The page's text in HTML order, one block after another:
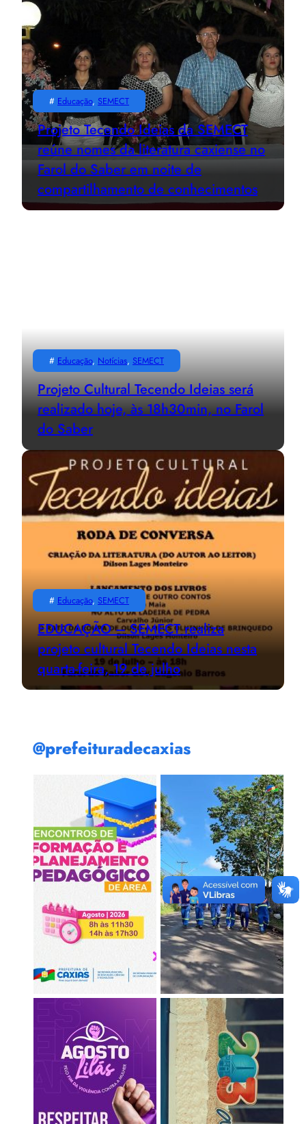
# Educação, SEMECT
Projeto Tecendo Ideias da SEMECT
reúne nomes da literatura caxiense no
Farol do Saber em noite de
compartilhamento de conhecimentos
# Educação, Notícias, SEMECT
Projeto Cultural Tecendo Ideias será
realizado hoje, às 18h30min, no Farol
do Saber
# Educação, SEMECT
EDUCAÇÃO – SEMECT realiza
projeto cultural Tecendo Ideias nesta
quarta-feira, 19 de julho
@prefeituradecaxias